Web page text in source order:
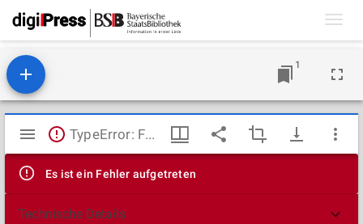
1
Mirador
Viewer
TypeError: Failed to fetch
Es ist ein Fehler aufgetreten
Technische Details